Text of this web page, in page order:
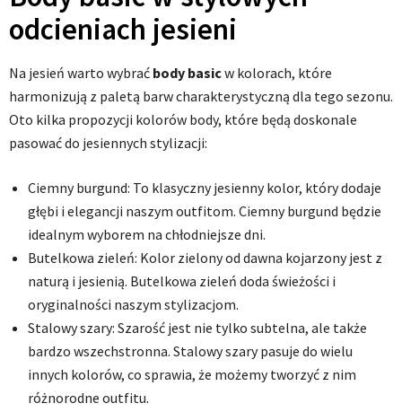
odcieniach jesieni
Na jesień warto wybrać body basicw kolorach, które
harmonizują z paletą barw charakterystyczną dla tego sezonu.
Oto kilka propozycji kolorów body, które będą doskonale
pasować do jesiennych stylizacji:
Ciemny burgund: To klasyczny jesienny kolor, który dodaje
głębi i elegancji naszym outfitom. Ciemny burgund będzie
idealnym wyborem na chłodniejsze dni.
Butelkowa zieleń: Kolor zielony od dawna kojarzony jest z
naturą i jesienią. Butelkowa zieleń doda świeżości i
oryginalności naszym stylizacjom.
Stalowy szary: Szarość jest nie tylko subtelna, ale także
bardzo wszechstronna. Stalowy szary pasuje do wielu
innych kolorów, co sprawia, że możemy tworzyć z nim
różnorodne outfitu.